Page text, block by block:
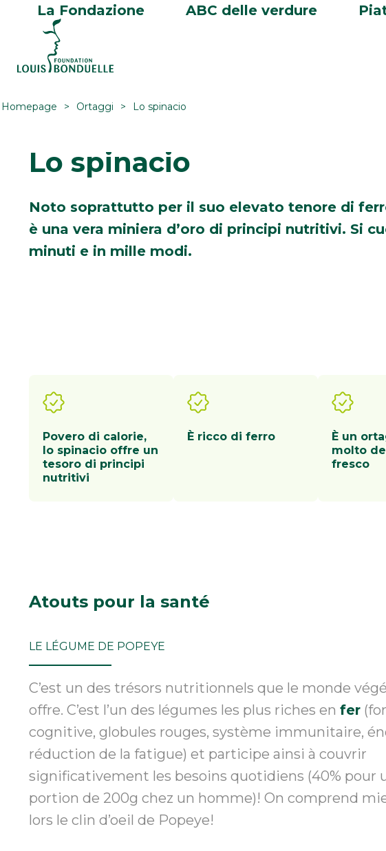
La Fondazione ABC delle verdure
Homepage Ortaggi Lo spinacio
Lo spinacio
Noto soprattutto per il suo elevato tenore di
è una vera miniera d’oro di principi nutritivi. Si
minuti e in mille modi.
Povero di calorie,
lo spinacio offre un
tesoro di principi
nutritivi
È ricco di ferro
È un
molto
fresco
Atouts pour la santé
LE LÉGUME DE POPEYE
C’est un des trésors nutritionnels que le monde
offre. C’est l’un des légumes les plus riches en fer
cognitive, globules rouges, système immunitaire,
réduction de la fatigue) et participe ainsi à couvrir
significativement les besoins quotidiens (40% pour
portion de 200g chez un homme)! On comprend
lors le clin d’oeil de Popeye!